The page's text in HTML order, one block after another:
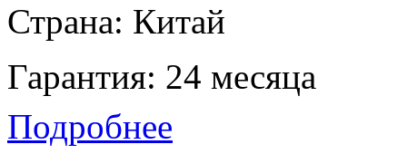
Страна: Китай
Гарантия: 24 месяца
Подробнее